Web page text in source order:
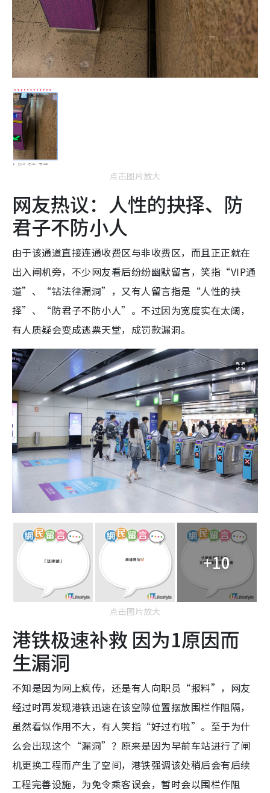
点击图片放大
网友热议：人性的抉择、防
君子不防小人
由于该通道直接连通收费区与非收费区，而且正正就在
出入闸机旁，不少网友看后纷纷幽默留言，笑指“VIP通
道”、“钻法律漏洞”，又有人留言指是“人性的抉
择”、“防君子不防小人”。不过因为宽度实在太阔，
有人质疑会变成逃票天堂，成罚款漏洞。
+10
点击图片放大
港铁极速补救 因为1原因而
生漏洞
不知是因为网上疯传，还是有人向职员“报料”，网友
经过时再发现港铁迅速在该空隙位置摆放围栏作阻隔，
虽然看似作用不大，有人笑指“好过冇啦”。至于为什
么会出现这个“漏洞”？原来是因为早前车站进行了闸
机更换工程而产生了空间，港铁强调该处稍后会有后续
工程完善设施，为免令乘客误会，暂时会以围栏作阻